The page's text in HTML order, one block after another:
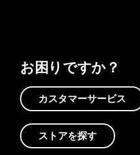
お困りですか？
カスタマーサービス
ストアを探す